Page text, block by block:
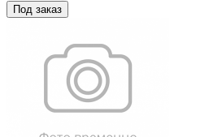
Под заказ